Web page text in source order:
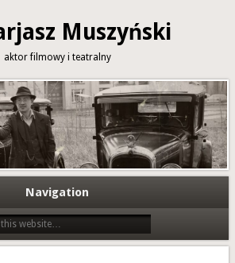
Muszyński
aktor filmowy i teatralny
Navigation